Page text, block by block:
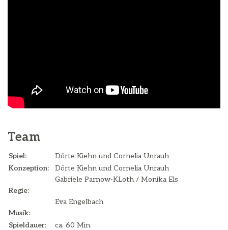
Team
Spiel:
Dörte Kiehn und Cornelia Unrauh
Konzeption:
Regie:
Musik:
Dörte Kiehn und Cornelia Unrauh
Gabriele Parnow-KLoth / Monika Els
Eva Engelbach
Spieldauer:
ca. 60 Min.